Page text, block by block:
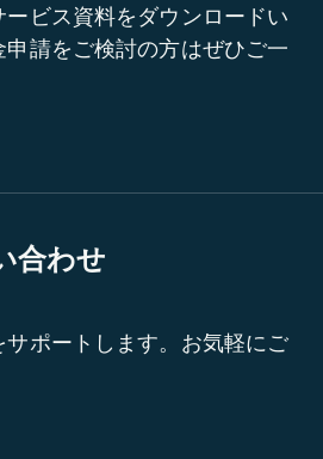
ビス資料をダウンロードい
請をご検討の方はぜひご一
合わせ
ポートします。お気軽にご